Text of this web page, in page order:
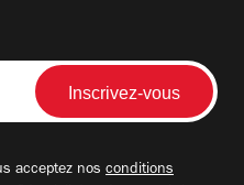
acceptez nos conditions